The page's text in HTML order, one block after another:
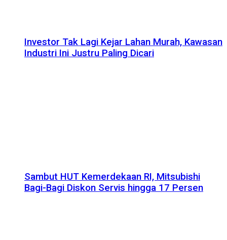
Investor Tak Lagi Kejar Lahan Murah, Kawasan
Industri Ini Justru Paling Dicari
Sambut HUT Kemerdekaan RI, Mitsubishi
Bagi-Bagi Diskon Servis hingga 17 Persen